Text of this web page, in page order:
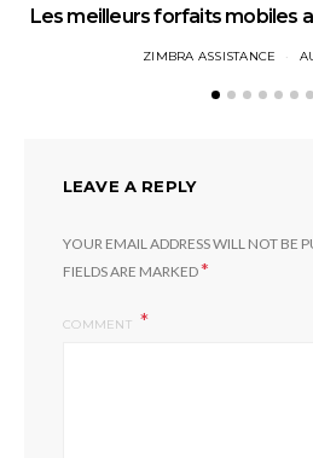
Les meilleurs forfaits mobiles
ZIMBRA ASSISTANCE
LEAVE A REPLY
YOUR EMAIL ADDRESS WILL NOT BE
FIELDS ARE MARKED*
COMMENT